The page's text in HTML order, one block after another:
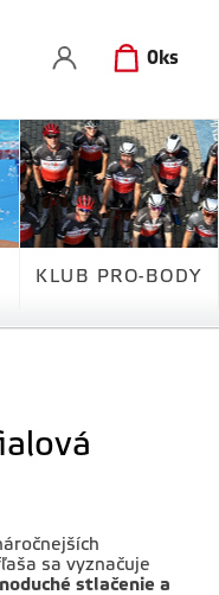
0 ks
KLUB PRO-BODY
sa vyznačuje
stlačenie a